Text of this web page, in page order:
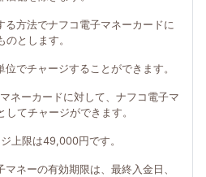
方法でナフコ電子マネーカードに
とします。
でチャージすることができます。
ネーカードに対して、ナフコ電子マ
てチャージができます。
上限は49,000円です。
ネーの有効期限は、最終入金日、